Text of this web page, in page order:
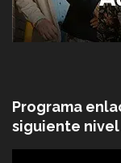
Programa
siguiente